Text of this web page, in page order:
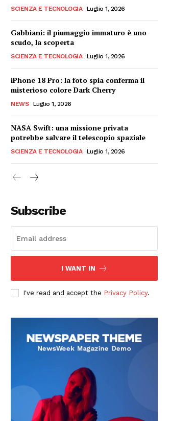
SCIENZA E TECNOLOGIA Luglio 1, 2026
Gabbiani: il piumaggio immaturo è uno
scudo, la scoperta
SCIENZA E TECNOLOGIA Luglio 1, 2026
iPhone 18 Pro: la foto spia conferma il
misterioso colore Dark Cherry
NEWS Luglio 1, 2026
NASA Swift: una missione privata
potrebbe salvare il telescopio spaziale
SCIENZA E TECNOLOGIA Luglio 1, 2026
Subscribe
I WANT IN
I've read and accept the Privacy Policy.